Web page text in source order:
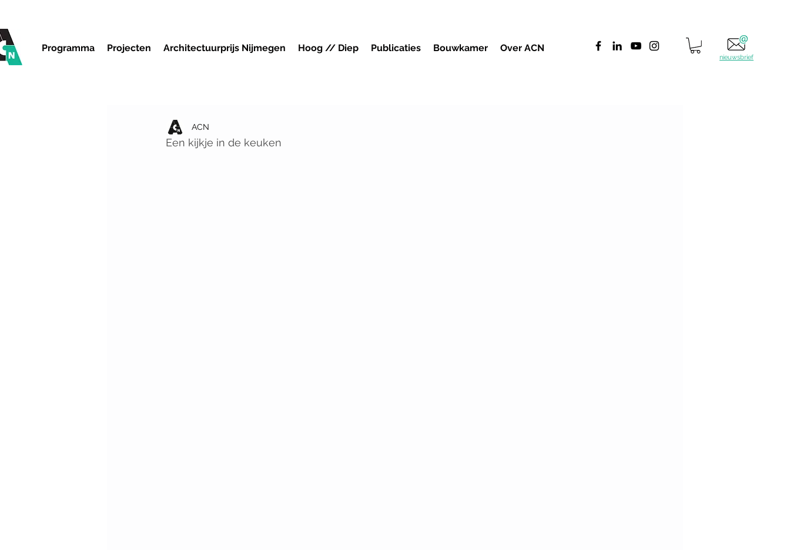
Programma Projecten Architectuurprijs Nijmegen Hoog // Diep Publicaties Bouwkamer Over ACN
nieuwsbrief
Een kijkje in de keuken
ACN